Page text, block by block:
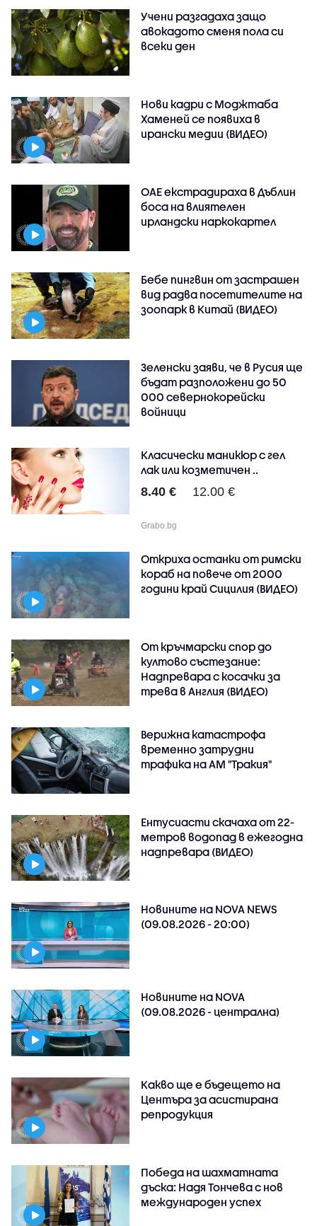
Учени разгадаха защо
авокадото сменя пола си
всеки ден
Нови кадри с Моджтаба
Хаменей се появиха в
ирански медии (ВИДЕО)
ОАЕ екстрадираха в Дъблин
боса на влиятелен
ирландски наркокартел
Бебе пингвин от застрашен
вид радва посетителите на
зоопарк в Китай (ВИДЕО)
Зеленски заяви, че в Русия ще
бъдат разположени до 50
000 севернокорейски
войници
Класически маникюр с гел
лак или козметичен ..
8.40 € 12.00 €
Grabo.bg
Откриха останки от римски
кораб на повече от 2000
години край Сицилия (ВИДЕО)
От кръчмарски спор до
култово състезание:
Надпревара с косачки за
трева в Англия (ВИДЕО)
Верижна катастрофа
временно затрудни
трафика на АМ "Тракия"
Ентусиасти скачаха от 22-
метров водопад в ежегодна
надпревара (ВИДЕО)
Новините на NOVA NEWS
(09.08.2026 - 20:00)
Новините на NOVA
(09.08.2026 - централна)
Какво ще е бъдещето на
Центъра за асистирана
репродукция
Победа на шахматната
дъска: Надя Тончева с нов
международен успех